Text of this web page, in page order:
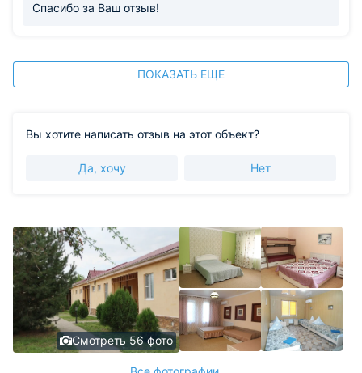
Спасибо за Ваш отзыв!
ПОКАЗАТЬ ЕЩЕ
Вы хотите написать отзыв на этот объект?
Да, хочу Нет
Смотреть 56 фото